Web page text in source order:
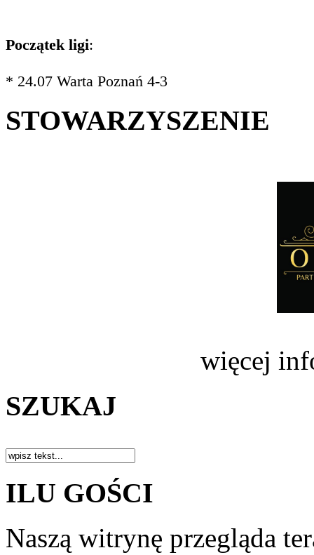
Początek ligi:
* 24.07 Warta Poznań 4-3
STOWARZYSZENIE
więcej
SZUKAJ
ILU GOŚCI
Naszą witrynę przegląda